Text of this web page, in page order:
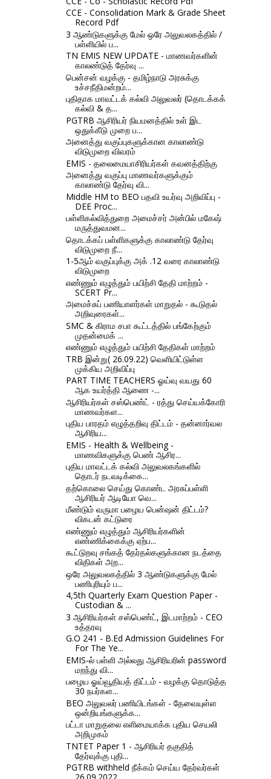
CCE - Consolidation Mark & Grade Sheet
Record Pdf
3 ஆண்டுகளுக்கு மேல் ஒரே அலுவலகத்தில் /
பள்ளியில் ப...
TN EMIS NEW UPDATE - மாணவர்களின்
காலண்டுத் தேர்வு ...
பென்சன் வழக்கு - தமிழ்நாடு அரசுக்கு
உச்சநீதிமன்றம்...
புதிதாக மாவட்டக் கல்வி அலுவலர் (தொடக்கக்
கல்வி & த...
PGTRB ஆசிரியர் நியமனத்தில் உள் இட
ஒதுக்கீடு முறை ப...
அனைத்து வகுப்புகளுக்கான காலாண்டு
விடுமுறை விவரம்
EMIS - தலைமையாசிரியர்கள் கவனத்திற்கு
அனைத்து வகுப்பு மாணவர்களுக்கும்
காலாண்டு தேர்வு வி...
Middle HM to BEO பதவி உயர்வு அறிவிப்பு -
DEE Proc...
பள்ளிகல்வித்துறை அமைச்சர் அன்பில் மகேஷ்
மருத்துவமன...
தொடக்கப் பள்ளிகளுக்கு காலாண்டு தேர்வு
விடுமுறை நீ...
1-5ஆம் வகுப்புக்கு அக் .12 வரை காலாண்டு
விடுமுறை
எண்ணும் எழுத்தும் பயிற்சி தேதி மாற்றம் -
SCERT Pr...
அமைச்சுப் பணியாளர்கள் மாறுதல் - கூடுதல்
அறிவுரைகள்...
SMC & கிராம சபா கூட்டத்தில் பங்கேற்கும்
முதன்மைக் ...
எண்ணும் எழுத்தும் பயிற்சி தேதிகள் மாற்றம்
TRB இன்று( 26.09.22) வெளியிட்டுள்ள
முக்கிய அறிவிப்பு
PART TIME TEACHERS ஓய்வு வயது 60
ஆக உயர்த்தி ஆணை -...
ஆசிரியர்கள் சஸ்பெண்ட் - ரத்து செய்யக்கோரி
மாணவர்கள...
புதிய பாரதம் எழுத்தறிவு திட்டம் - தன்னார்வல
ஆசிரிய...
EMIS - Health & Wellbeing -
மாணவிகளுக்கு பெண் ஆசிர...
புதிய மாவட்டக் கல்வி அலுவலகங்களில்
தொடர் நடவடிக்கை...
தற்கொலை செய்து கொண்ட அரசுப்பள்ளி
ஆசிரியர் ஆடியோ வெ...
மீண்டும் வருமா பழைய பென்ஷன் திட்டம்?
விகடன் கட்டுரை
எண்ணும் எழுத்தும் ஆசிரியர்களின்
எண்ணிக்கைக்கு ஏற்ப...
கூட்டுறவு சங்கத் தேர்தல்களுக்கான நடத்தை
விதிகள் அற...
ஒரே அலுவலகத்தில் 3 ஆண்டுகளுக்கு மேல்
பணிபுரியும் ப...
4,5th Quarterly Exam Question Paper -
Custodian & ...
3 ஆசிரியர்கள் சஸ்பெண்ட், இடமாற்றம் - CEO
உத்தரவு
G.O 241 - B.Ed Admission Guidelines For
For The Ye...
EMIS-ல் பள்ளி அல்லது ஆசிரியரின் password
மறந்து வி...
பழைய ஓய்வூதியத் திட்டம் - வழக்கு தொடுத்த
30 நபர்கள...
BEO அலுவலர் பணியிடங்கள் - தேவையுள்ள
ஒன்றியங்களுக்க...
பட்டா மாறுதலை எளிமையாக்க புதிய செயலி
அறிமுகம்
TNTET Paper 1 - ஆசிரியர்‌ தகுதித்‌
தேர்வுக்கு புதி...
PGTRB withheld நீக்கம் செய்ய தேர்வர்கள்